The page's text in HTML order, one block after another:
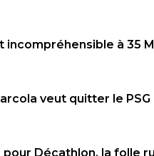
incompréhensible à 35
veut quitter le PSG
Décathlon, la folle